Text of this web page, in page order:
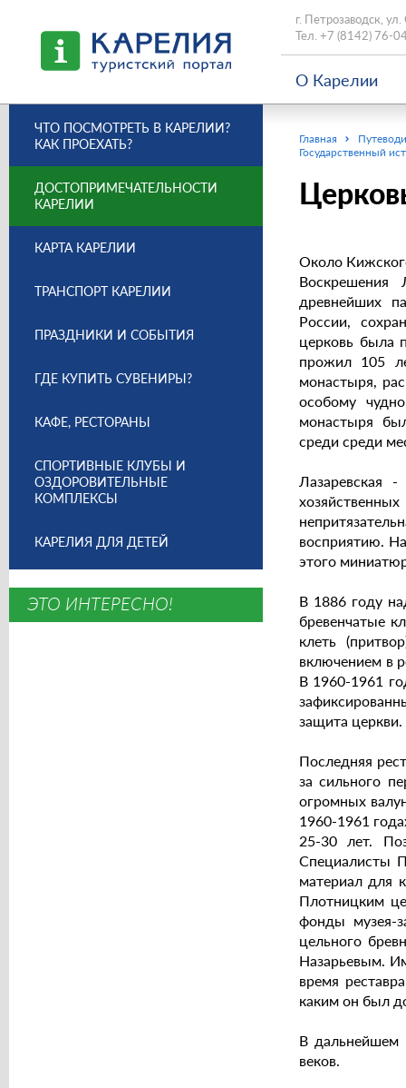
г. Петрозаводск,
Тел. +7 (8142) 76-
О Карелии
Главная
Государственный
Около
Воскрешения
древнейших
России,
церковь была
прожил 105
монастыря,
особому
монастыря
среди среди
Лазаревская
восприятию.
этого
В 1886 году
бревенчатые
клеть
включением в
В 1960-1961
защита церкви.
Последняя
за сильного
огромных
1960-1961
25-30 лет.
Специалисты
материал для
Плотницким
фонды музея-
цельного
Назарьевым.
время
каким он был
В дальнейшем
веков.
ЧТО ПОСМОТРЕТЬ В КАРЕЛИИ?
КАК ПРОЕХАТЬ?
ДОСТОПРИМЕЧАТЕЛЬНОСТИ
КАРЕЛИИ
КАРТА КАРЕЛИИ
ТРАНСПОРТ КАРЕЛИИ
ПРАЗДНИКИ И СОБЫТИЯ
ГДЕ КУПИТЬ СУВЕНИРЫ?
КАФЕ, РЕСТОРАНЫ
СПОРТИВНЫЕ КЛУБЫ И
ОЗДОРОВИТЕЛЬНЫЕ
КОМПЛЕКСЫ
КАРЕЛИЯ ДЛЯ ДЕТЕЙ
ЭТО ИНТЕРЕСНО!